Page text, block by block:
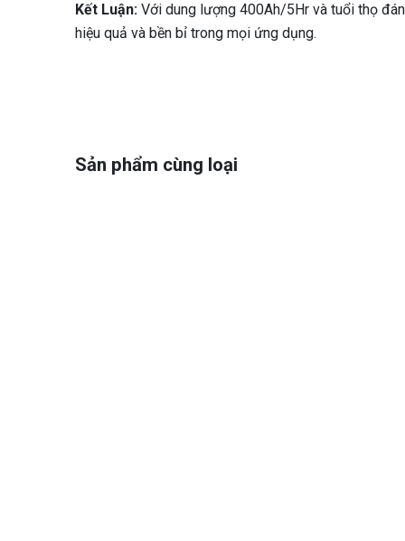
Kết Luận:Với dung lượng 400Ah/5Hr và tuổi thọ
hiệu quả và bền bỉ trong mọi ứng dụng.
Sản phẩm cùng loại